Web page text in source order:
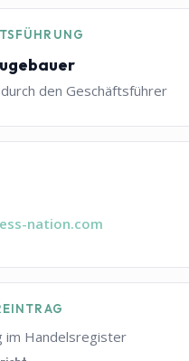
den Geschäftsführer
nation.com
im Handelsregister